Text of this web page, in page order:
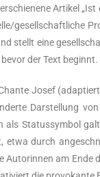
Arti­kel
gesellschaftliche
stellt eine
der Text beginnt.
Josef
Dar­stel­lung
Sta­tus­sym­bol
etwa durch
Autorin­nen am